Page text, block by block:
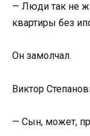
— Люди так не
квартиры без
Он замолчал.
Виктор
— Сын, может,